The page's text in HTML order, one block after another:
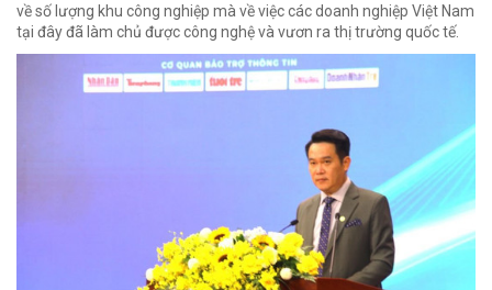
về số lượng khu công nghiệp mà về việc các doanh nghiệp Việt Nam
tại đây đã làm chủ được công nghệ và vươn ra thị trường quốc tế.